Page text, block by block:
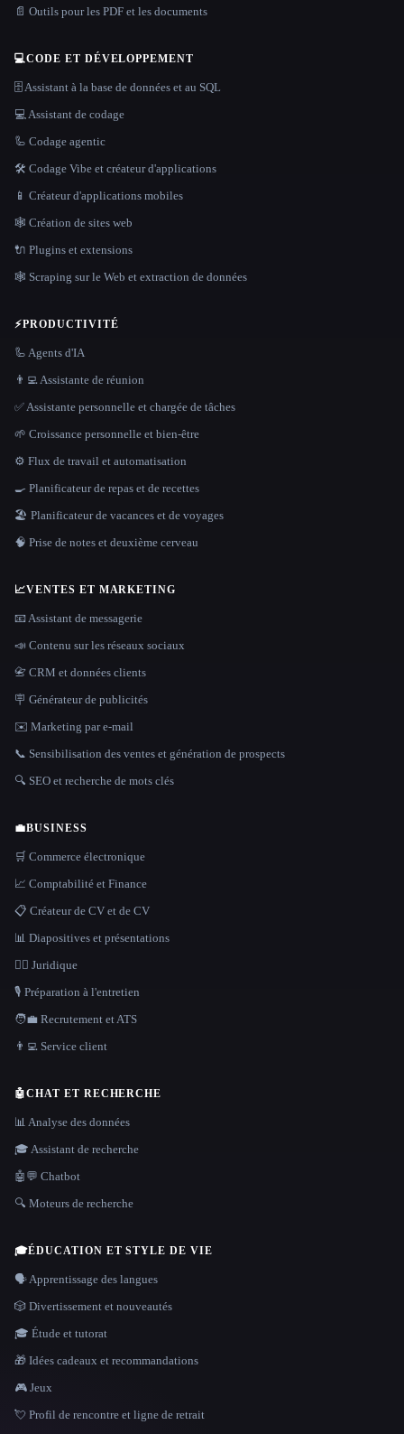
📄 Outils pour les PDF et les documents
💻CODE ET DÉVELOPPEMENT
🗄️ Assistant à la base de données et au SQL
💻 Assistant de codage
🦾 Codage agentic
🛠️ Codage Vibe et créateur d'applications
📱 Créateur d'applications mobiles
🕸 Création de sites web
🔌 Plugins et extensions
🕸️ Scraping sur le Web et extraction de données
⚡PRODUCTIVITÉ
🦾 Agents d'IA
👨‍💻 Assistante de réunion
✅ Assistante personnelle et chargée de tâches
🌱 Croissance personnelle et bien-être
⚙️ Flux de travail et automatisation
🍳 Planificateur de repas et de recettes
🏖 Planificateur de vacances et de voyages
🧠 Prise de notes et deuxième cerveau
📈VENTES ET MARKETING
📧 Assistant de messagerie
📣 Contenu sur les réseaux sociaux
📇 CRM et données clients
🪧 Générateur de publicités
✉️ Marketing par e-mail
📞 Sensibilisation des ventes et génération de prospects
🔍 SEO et recherche de mots clés
💼BUSINESS
🛒 Commerce électronique
📈 Comptabilité et Finance
📋 Créateur de CV et de CV
📊 Diapositives et présentations
👩‍⚖️ Juridique
🎙️ Préparation à l'entretien
🧑‍💼 Recrutement et ATS
👨‍💻 Service client
🤖CHAT ET RECHERCHE
📊 Analyse des données
🎓 Assistant de recherche
🤖💬 Chatbot
🔍 Moteurs de recherche
🎓ÉDUCATION ET STYLE DE VIE
🗣️ Apprentissage des langues
🎲 Divertissement et nouveautés
🎓 Étude et tutorat
🎁 Idées cadeaux et recommandations
🎮 Jeux
💘 Profil de rencontre et ligne de retrait